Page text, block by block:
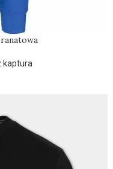
kaptura